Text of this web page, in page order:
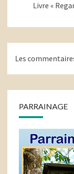
Livre «
Les
PARRAINAGE